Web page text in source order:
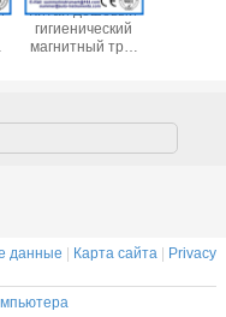
Китай дешевый
гигиенический
магнитный три-
данные | Карта сайта | Privacy